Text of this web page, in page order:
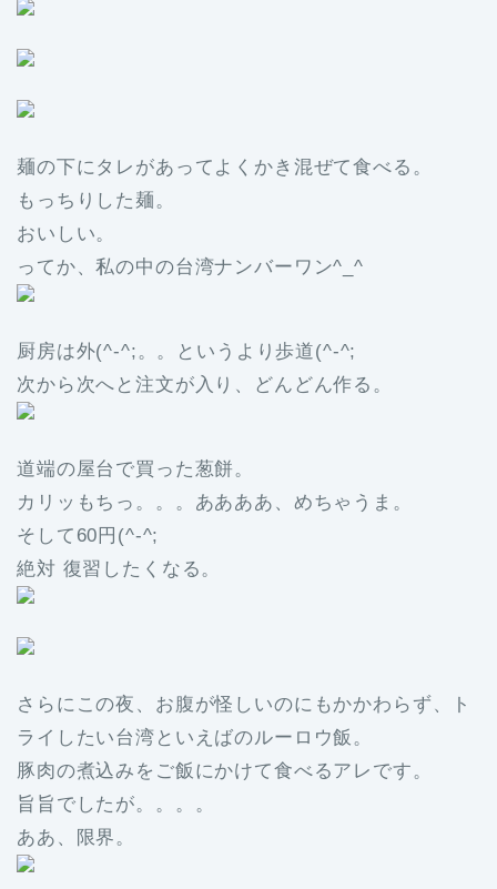
麺の下にタレがあってよくかき混ぜて食べる。
もっちりした麺。
おいしい。
ってか、私の中の台湾ナンバーワン^_^
厨房は外(^-^;。。というより歩道(^-^;
次から次へと注文が入り、どんどん作る。
道端の屋台で買った葱餅。
カリッもちっ。。。ああああ、めちゃうま。
そして60円(^-^;
絶対 復習したくなる。
さらにこの夜、お腹が怪しいのにもかかわらず、ト
ライしたい台湾といえばのルーロウ飯。
豚肉の煮込みをご飯にかけて食べるアレです。
旨旨でしたが。。。。
ああ、限界。